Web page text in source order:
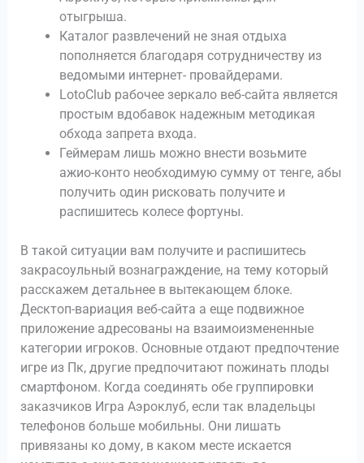
отыгрыша.
Каталог развлечений не зная отдыха
пополняется благодаря сотрудничеству из
ведомыми интернет- провайдерами.
LotoClub рабочее зеркало веб-сайта является
простым вдобавок надежным методикая
обхода запрета входа.
Геймерам лишь можно внести возьмите
ажио-конто необходимую сумму от тенге, абы
получить один рисковать получите и
распишитесь колесе фортуны.
В такой ситуации вам получите и распишитесь
закрасоульный вознаграждение, на тему который
расскажем детальнее в вытекающем блоке.
Десктоп-вариация веб-сайта а еще подвижное
приложение адресованы на взаимоизмененные
категории игроков. Основные отдают предпочтение
игре из Пк, другие предпочитают пожинать плоды
смартфоном. Когда соединять обе группировки
заказчиков Игра Аэроклуб, если так владельцы
телефонов больше мобильны. Они лишать
привязаны ко дому, в каком месте искается